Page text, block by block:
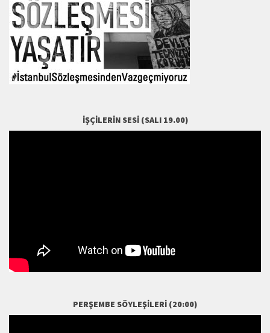
İŞÇILERIN SESI (SALI 19.00)
PERŞEMBE SÖYLEŞILERI (20:00)